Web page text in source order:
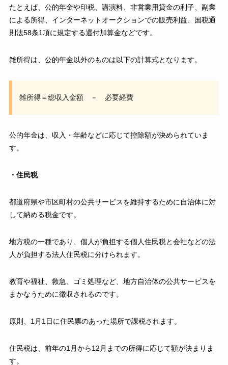
たとえば、公的年金や印税、講演料、非営業用貸金の利子、副業
による所得、インターネットオークションでの販売利益、国税通
則法58条1項に規定する還付加算金などです。
雑所得は、公的年金以外のものは以下の計算式となります。
雑所得＝総収入金額 － 必要経費
公的年金は、収入・年齢などに応じて控除額が決められていま
す。
・住民税
都道府県や市区町村の公共サービスを維持するために自治体に対
して納める税金です。
地方税の一種であり、個人が負担する個人住民税と会社などの法
人が負担する法人住民税に分けられます。
教育や福祉、救急、ゴミ処理など、​​地方自治体の公共サービスを
まかなうために徴収されるのです。
原則、1月1日に住民票のあった場所で課税されます。
住民税は、前年の1月から12月までの所得に応じて額が決まりま
す。